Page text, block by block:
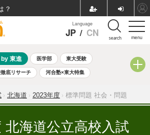
menu
Language
JP / CN search
by 東進 医学部 東大受験
底リサーチ 河合塾×東大特集
8月開催学校説明会・相談会
自由研究教材（中学生向け）
北海道 2023年度 標準問題 社会・問題
北海道公立高校入試